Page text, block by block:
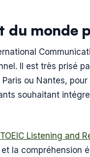
du monde
Il est très prisé
ou Nantes,
souhaitant
TOEIC Listening and
la compréhension